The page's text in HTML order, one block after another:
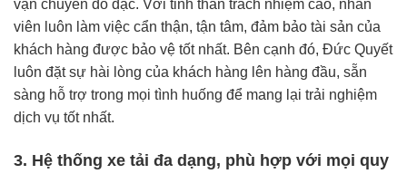
vận chuyển đồ đạc. Với tinh thần trách nhiệm cao, nhân
viên luôn làm việc cẩn thận, tận tâm, đảm bảo tài sản của
khách hàng được bảo vệ tốt nhất. Bên cạnh đó, Đức Quyết
luôn đặt sự hài lòng của khách hàng lên hàng đầu, sẵn
sàng hỗ trợ trong mọi tình huống để mang lại trải nghiệm
dịch vụ tốt nhất.
3. Hệ thống xe tải đa dạng, phù hợp với mọi quy